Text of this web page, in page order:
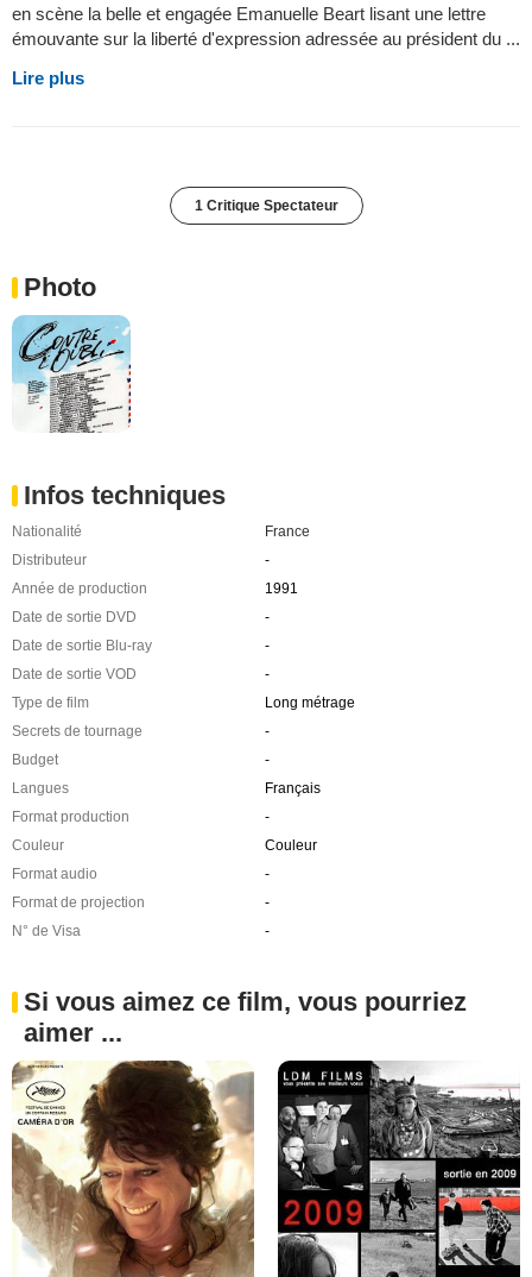
en scène la belle et engagée Emanuelle Beart lisant une lettre
émouvante sur la liberté d'expression adressée au président du ...
Lire plus
1 Critique Spectateur
Photo
Infos techniques
Nationalité
France
Distributeur
-
Année de production
1991
Date de sortie DVD
-
Date de sortie Blu-ray
-
Date de sortie VOD
-
Type de film
Long métrage
Secrets de tournage
-
Budget
-
Langues
Français
Format production
-
Couleur
Couleur
Format audio
-
Format de projection
-
N° de Visa
-
Si vous aimez ce film, vous pourriez
aimer ...